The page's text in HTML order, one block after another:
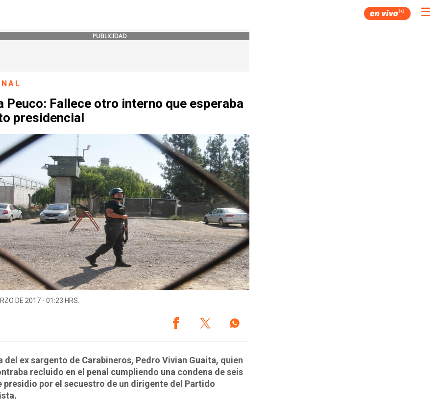
☰
PUBLICIDAD
Peuco: Fallece otro interno que esperaba
presidencial
DE 2017 - 01:23 HRS.
del ex sargento de Carabineros, Pedro Vivian Guaita, quien
recluido en el penal cumpliendo una condena de seis
presidio por el secuestro de un dirigente del Partido